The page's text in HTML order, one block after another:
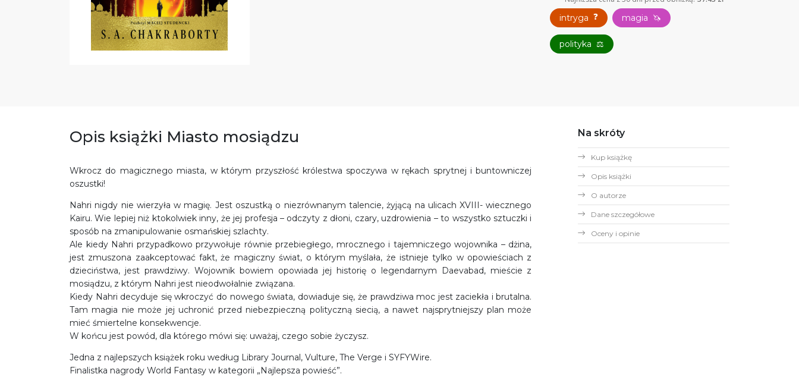
intryga ❓ magia 🦄
polityka ⚖
Opis książki Miasto mosiądzu
Wkrocz do magicznego miasta, w którym przyszłość królestwa spoczywa w rękach sprytnej i buntowniczej
oszustki!
Nahri nigdy nie wierzyła w magię. Jest oszustką o niezrównanym talencie, żyjącą na ulicach XVIII- wiecznego
Kairu. Wie lepiej niż ktokolwiek inny, że jej profesja – odczyty z dłoni, czary, uzdrowienia – to wszystko sztuczki i
sposób na zmanipulowanie osmańskiej szlachty.
Ale kiedy Nahri przypadkowo przywołuje równie przebiegłego, mrocznego i tajemniczego wojownika – dżina,
jest zmuszona zaakceptować fakt, że magiczny świat, o którym myślała, że istnieje tylko w opowieściach z
dzieciństwa, jest prawdziwy. Wojownik bowiem opowiada jej historię o legendarnym Daevabad, mieście z
mosiądzu, z którym Nahri jest nieodwołalnie związana.
Kiedy Nahri decyduje się wkroczyć do nowego świata, dowiaduje się, że prawdziwa moc jest zaciekła i brutalna.
Tam magia nie może jej uchronić przed niebezpieczną polityczną siecią, a nawet najsprytniejszy plan może
mieć śmiertelne konsekwencje.
W końcu jest powód, dla którego mówi się: uważaj, czego sobie życzysz.
Jedna z najlepszych książek roku według Library Journal, Vulture, The Verge i SYFYWire.
Finalistka nagrody World Fantasy w kategorii „Najlepsza powieść”.
Na skróty
Kup książkę
Opis książki
O autorze
Dane szczegółowe
Oceny i opinie